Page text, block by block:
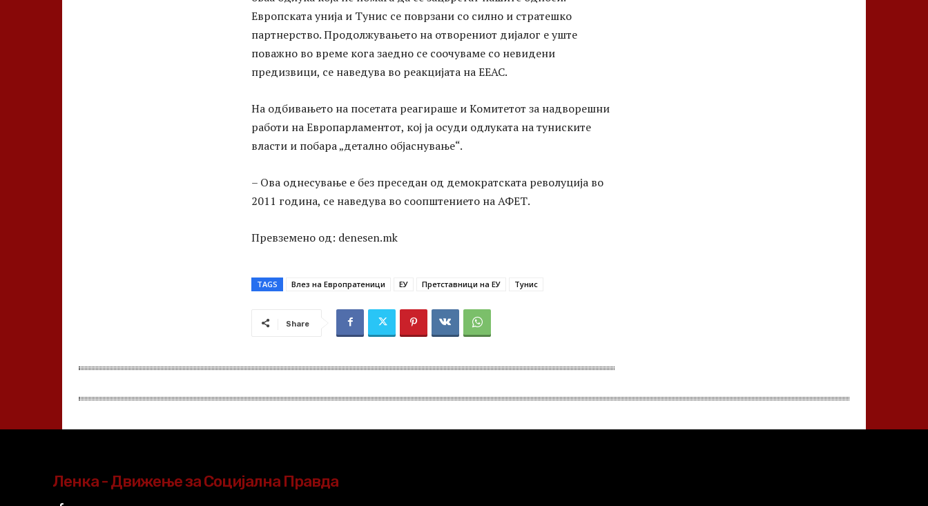
Европската унија и Тунис се поврзани со силно и стратешко
партнерство. Продолжувањето на отворениот дијалог е уште
поважно во време кога заедно се соочуваме со невидени
предизвици, се наведува во реакцијата на ЕЕАС.
На одбивањето на посетата реагираше и Комитетот за надворешни
работи на Европарламентот, кој ја осуди одлуката на туниските
власти и побара „детално објаснување“.
– Ова однесување е без преседан од демократската револуција во
2011 година, се наведува во соопштението на АФЕТ.
Превземено од: denesen.mk
TAGS Влез на Европратеници ЕУ Претставници на ЕУ Тунис
Share
Ленка - Движење за Социјална Правда